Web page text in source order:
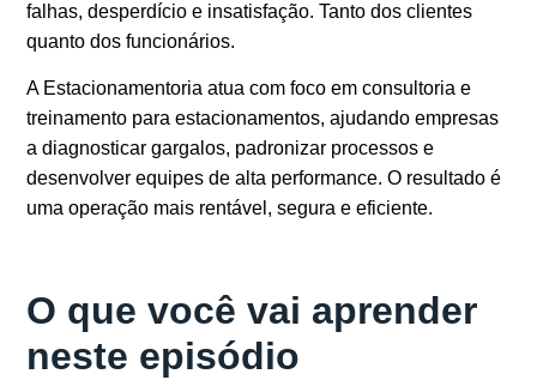
falhas, desperdício e insatisfação. Tanto dos clientes
quanto dos funcionários.
A Estacionamentoria atua com foco emconsultoria e
treinamento para estacionamentos, ajudando empresas
a diagnosticar gargalos, padronizar processos e
desenvolver equipes de alta performance. O resultado é
uma operação mais rentável, segura e eficiente.
O que você vai aprender
neste episódio